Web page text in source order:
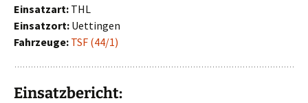
Einsatzart: THL
Einsatzort: Uettingen
Fahrzeuge: TSF (44/1)
Einsatzbericht: